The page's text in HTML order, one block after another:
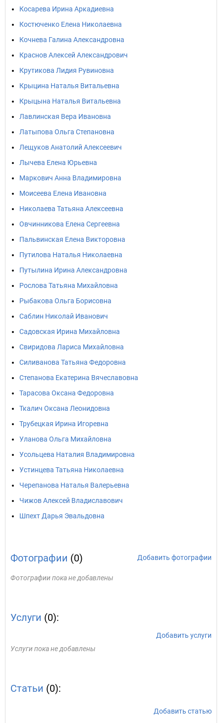
Косарева Ирина Аркадиевна
Костюченко Елена Николаевна
Кочнева Галина Александровна
Краснов Алексей Александрович
Крутикова Лидия Рувиновна
Крыцина Наталья Витальевна
Крыцына Наталья Витальевна
Лавлинская Вера Ивановна
Латыпова Ольга Степановна
Лещуков Анатолий Алексеевич
Лычева Елена Юрьевна
Маркович Анна Владимировна
Моисеева Елена Ивановна
Николаева Татьяна Алексеевна
Овчинникова Елена Сергеевна
Пальвинская Елена Викторовна
Путилова Наталья Николаевна
Путылина Ирина Александровна
Рослова Татьяна Михайловна
Рыбакова Ольга Борисовна
Саблин Николай Иванович
Садовская Ирина Михайловна
Свиридова Лариса Михайловна
Силиванова Татьяна Федоровна
Степанова Екатерина Вячеславовна
Тарасова Оксана Федоровна
Ткалич Оксана Леонидовна
Трубецкая Ирина Игоревна
Уланова Ольга Михайловна
Усольцева Наталия Владимировна
Устинцева Татьяна Николаевна
Черепанова Наталья Валерьевна
Чижов Алексей Владиславович
Шпехт Дарья Эвальдовна
Фотографии (0) Добавить фотографии
Фотографии пока не добавлены
Услуги (0):
Добавить услуги
Услуги пока не добавлены
Статьи (0):
Добавить статью